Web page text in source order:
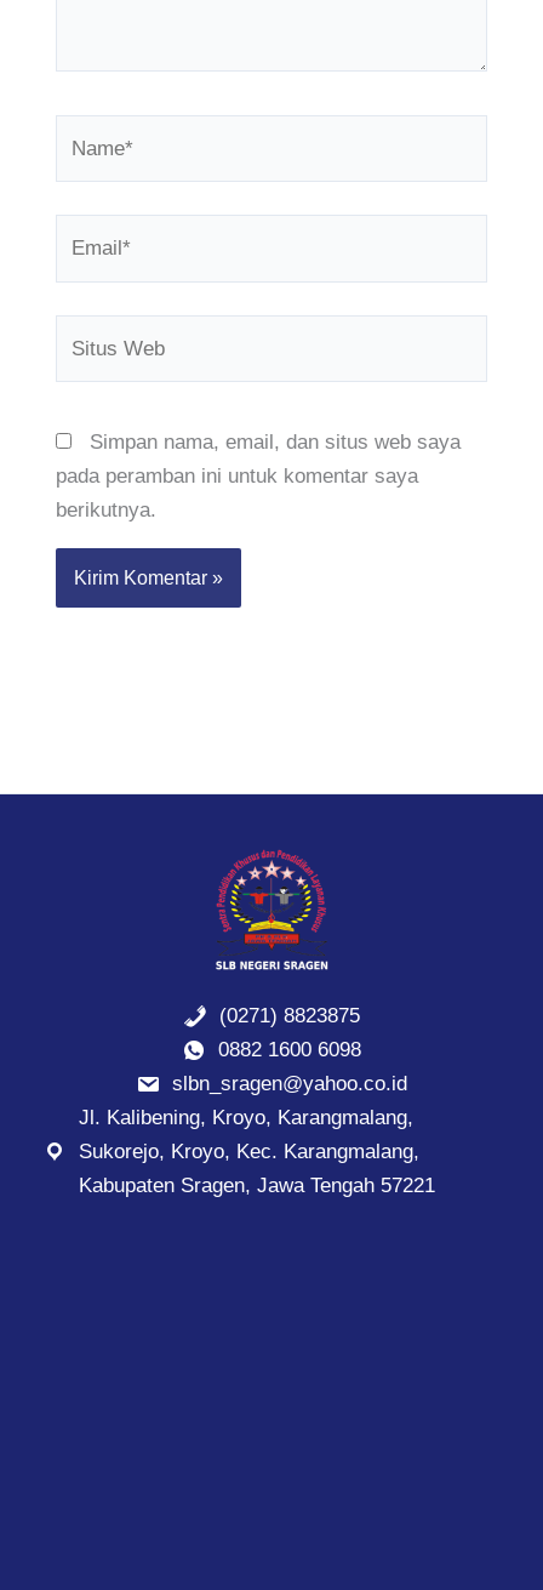
Simpan nama, email, dan situs web saya
pada peramban ini untuk komentar saya
berikutnya.
(0271) 8823875
0882 1600 6098
slbn_sragen@yahoo.co.id
Jl. Kalibening, Kroyo, Karangmalang,
Sukorejo, Kroyo, Kec. Karangmalang,
Kabupaten Sragen, Jawa Tengah 57221